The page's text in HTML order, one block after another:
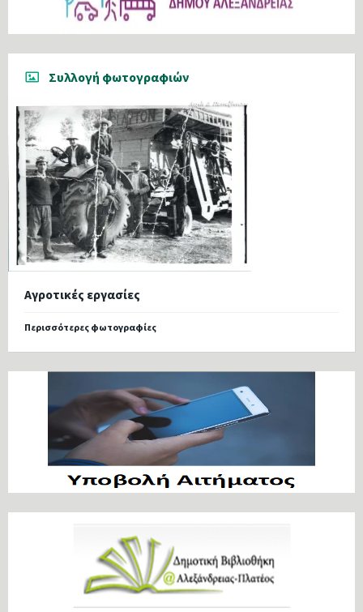
Συλλογή φωτογραφιών
Αγροτικές εργασίες
Περισσότερες φωτογραφίες